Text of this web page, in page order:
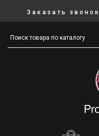
Заказать звонок